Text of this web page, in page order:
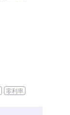
零利率